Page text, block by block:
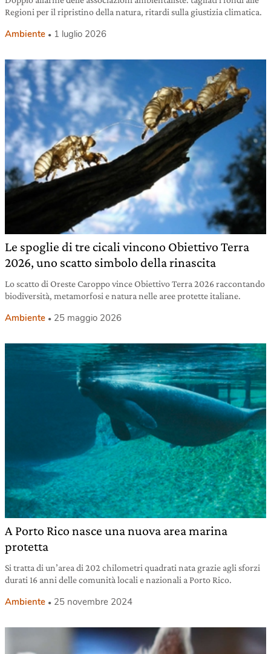
Regioni per il ripristino della natura, ritardi sulla giustizia climatica.
Ambiente 1 luglio 2026
Le spoglie di tre cicali vincono Obiettivo Terra
2026, uno scatto simbolo della rinascita
Lo scatto di Oreste Caroppo vince Obiettivo Terra 2026 raccontando
biodiversità, metamorfosi e natura nelle aree protette italiane.
Ambiente 25 maggio 2026
A Porto Rico nasce una nuova area marina
protetta
Si tratta di un’area di 202 chilometri quadrati nata grazie agli sforzi
durati 16 anni delle comunità locali e nazionali a Porto Rico.
Ambiente 25 novembre 2024